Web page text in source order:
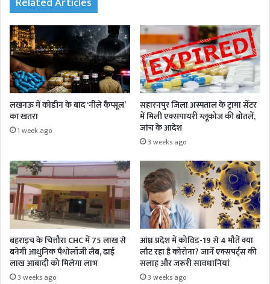
लखनऊ में कोडीन के बाद ‘नीले कैप्सूल’
का खतरा
1 week ago
सहारनपुर जिला अस्पताल के ट्रामा सेंटर
में मिली एक्सपायरी ग्लूकोज की बोतलें,
जांच के आदेश
3 weeks ago
बहराइच के चित्तौरा CHC में 75 लाख से
बनेगी आधुनिक पैथोलॉजी लैब, ढाई
लाख आबादी को मिलेगा लाभ
3 weeks ago
आंध्र प्रदेश में कोविड-19 से 4 मौतें क्या
लौट रहा है कोरोना? जानें एक्सपर्ट्स की
सलाह और जरूरी सावधानियां
3 weeks ago